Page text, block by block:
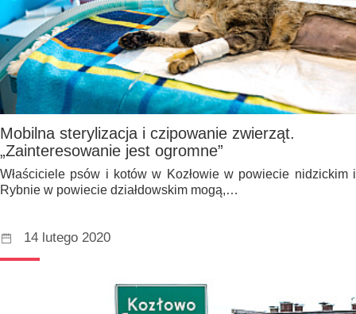
Mobilna sterylizacja i czipowanie zwierząt.
„Zainteresowanie jest ogromne”
Właściciele psów i kotów w Kozłowie w powiecie nidzickim i
Rybnie w powiecie działdowskim mogą,…
14 lutego 2020